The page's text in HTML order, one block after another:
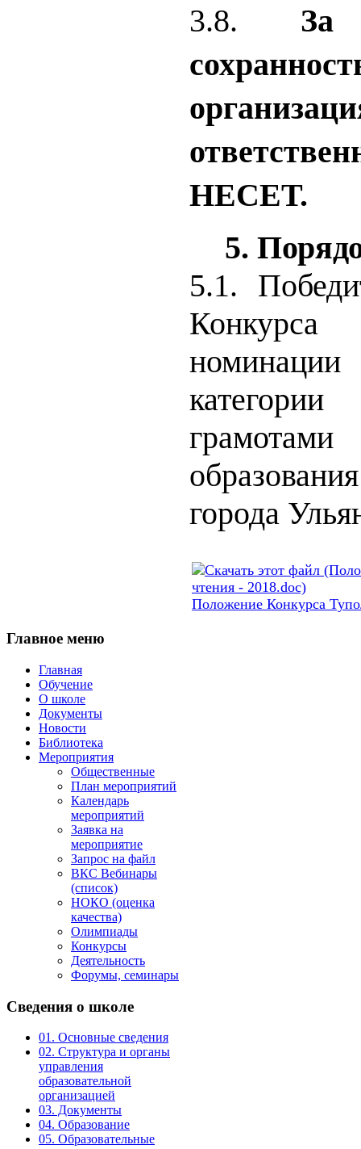
3.8. За
НЕСЕТ.
5.
5.1. П
города
Положение Конкурса
Главное меню
Главная
Обучение
О школе
Документы
Новости
Библиотека
Мероприятия
Общественные
План мероприятий
Календарь
мероприятий
Заявка на
мероприятие
Запрос на файл
ВКС Вебинары
(список)
НОКО (оценка
качества)
Олимпиады
Конкурсы
Деятельность
Форумы, семинары
Сведения о школе
01. Основные сведения
02. Структура и органы
управления
образовательной
организацией
03. Документы
04. Образование
05. Образовательные